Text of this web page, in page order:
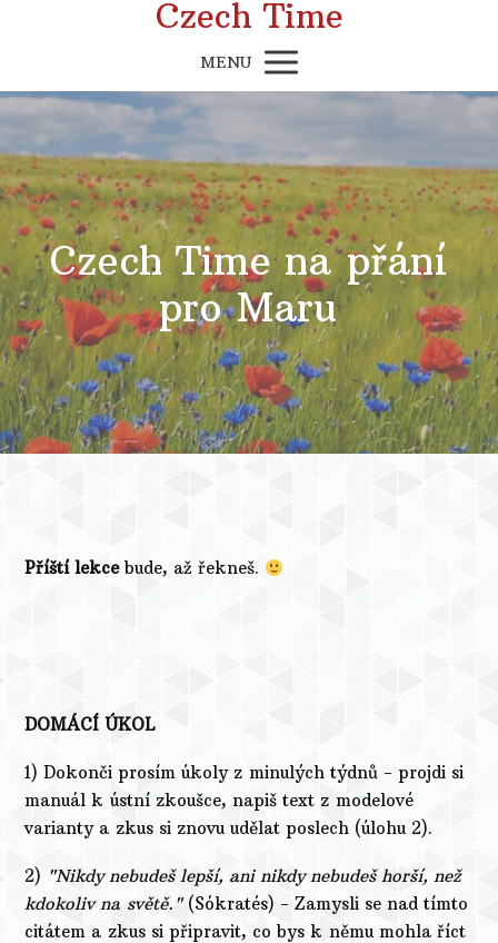
Czech Time
MENU
Czech Time na přání
pro Maru
Příští lekcebude, až řekneš.
DOMÁCÍ ÚKOL
1) Dokonči prosím úkoly z minulých týdnů - projdi si
manuál k ústní zkoušce, napiš text z modelové
varianty a zkus si znovu udělat poslech (úlohu 2).
2) "Nikdy nebudeš lepší, ani nikdy nebudeš horší, než
kdokoliv na světě."(Sókratés) - Zamysli se nad tímto
citátem a zkus si připravit, co bys k němu mohla říct